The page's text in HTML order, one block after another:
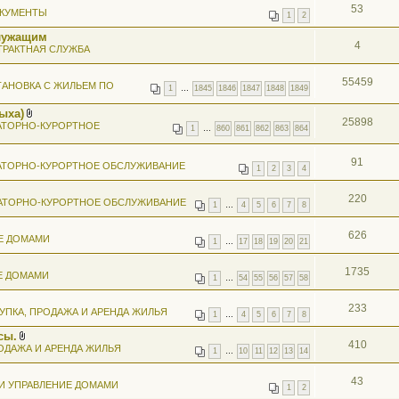
1 2 53
СЛУЖБА 4
1 1845 1846 1847 1848 1849
С ЖИЛЬЕМ ПО
55459
В
о
е
я
1 860 861 862 863 864
КУРОРТНОЕ
25898
1 2 3 4
КУРОРТНОЕ ОБСЛУЖИВАНИЕ 91
1 4 5 6 7 8
КУРОРТНОЕ ОБСЛУЖИВАНИЕ 220
1 17 18 19 20 21
ДОМАМИ 626
1 54 55 56 57 58
ДОМАМИ 1735
1 4 5 6 7 8
ПРОДАЖА И АРЕНДА ЖИЛЬЯ 233
В
о
е
1 10 11 12 13 14
И АРЕНДА ЖИЛЬЯ 410
1 2
УПРАВЛЕНИЕ ДОМАМИ 43